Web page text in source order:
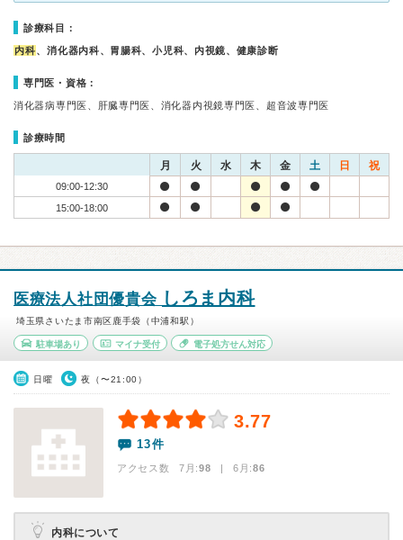
診療科目：
内科、消化器内科、胃腸科、小児科、内視鏡、健康診断
専門医・資格：
消化器病専門医、肝臓専門医、消化器内視鏡専門医、超音波専門医
診療時間
月 火 水 木 金 土 日 祝
09:00-12:30
15:00-18:00
医療法人社団優貴会 しろま内科
埼玉県さいたま市南区鹿手袋（中浦和駅）
駐車場あり マイナ受付 電子処方せん対応
日曜 夜（〜21:00）
3.77
13件
アクセス数 7月:98 | 6月:86
内科について